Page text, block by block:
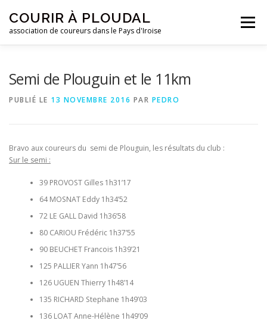
contenu
COURIR À PLOUDAL
association de coureurs dans le Pays d'Iroise
Menu
CONTACTEZ-NOUS !
Semi de Plouguin et le 11km
PUBLIÉ LE 13 NOVEMBRE 2016 PAR PEDRO
Bravo aux coureurs du semi de Plouguin, les résultats du club :
Sur le semi :
39 PROVOST Gilles 1h31’17
64 MOSNAT Eddy 1h34’52
72 LE GALL David 1h36’58
80 CARIOU Frédéric 1h37’55
90 BEUCHET Francois 1h39’21
125 PALLIER Yann 1h47’56
126 UGUEN Thierry 1h48’14
135 RICHARD Stephane 1h49’03
136 LOAT Anne-Hélène 1h49’09